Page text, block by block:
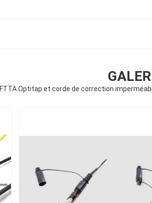
FTTA Optitap et corde de correction